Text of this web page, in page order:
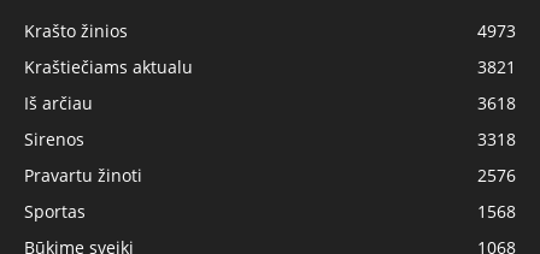
Krašto žinios
4973
Kraštiečiams aktualu
3821
Iš arčiau
3618
Sirenos
3318
Pravartu žinoti
2576
Sportas
1568
Būkime sveiki
1068